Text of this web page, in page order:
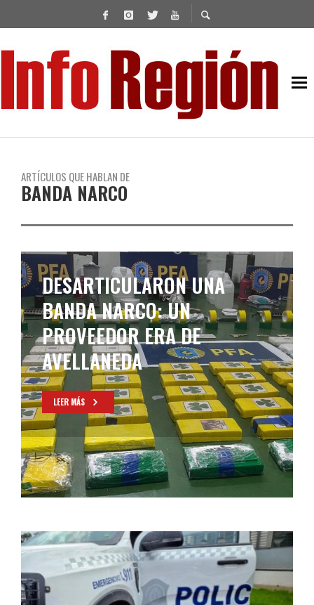
ARTÍCULOS QUE HABLAN DE
BANDA NARCO
CAYÓ UNA ORGANIZACIÓN
NARCO QUE OPERABA EN LA
ZONA SUR DEL CONURBANO
LEER MÁS